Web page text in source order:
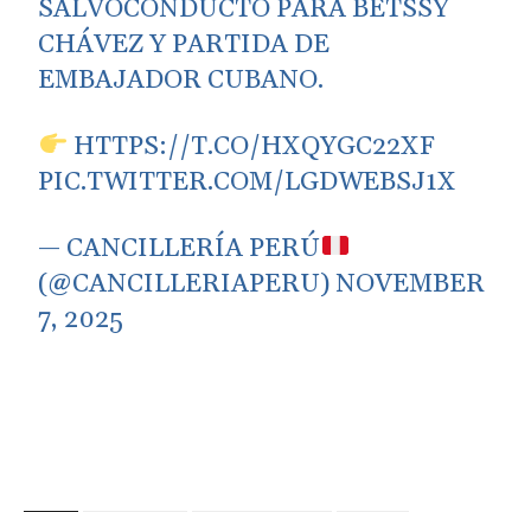
SALVOCONDUCTO PARA BETSSY
CHÁVEZ Y PARTIDA DE
EMBAJADOR CUBANO.
HTTPS://T.CO/HXQYGC22XF
PIC.TWITTER.COM/LGDWEBSJ1X
— CANCILLERÍA PERÚ
(@CANCILLERIAPERU)NOVEMBER
7, 2025